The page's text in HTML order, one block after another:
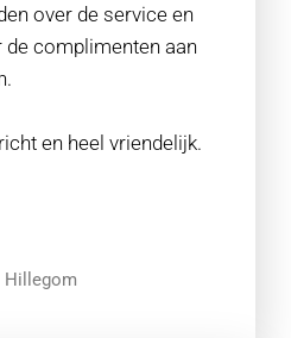
over de service en
complimenten aan
en heel vriendelijk.
Hillegom